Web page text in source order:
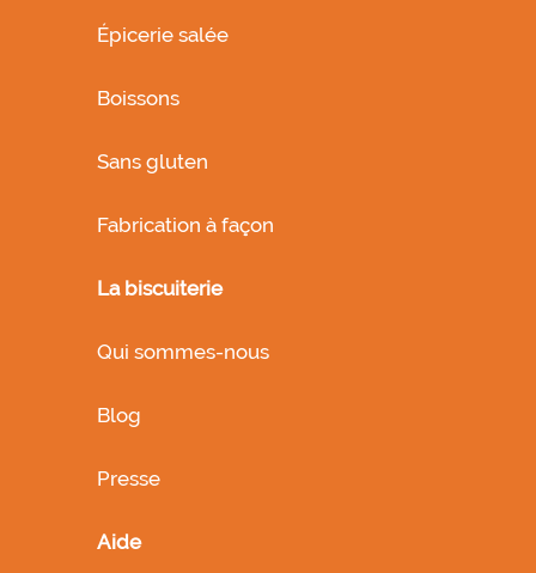
Épicerie salée
Boissons
Sans gluten
Fabrication à façon
La biscuiterie
Qui sommes-nous
Blog
Presse
Aide